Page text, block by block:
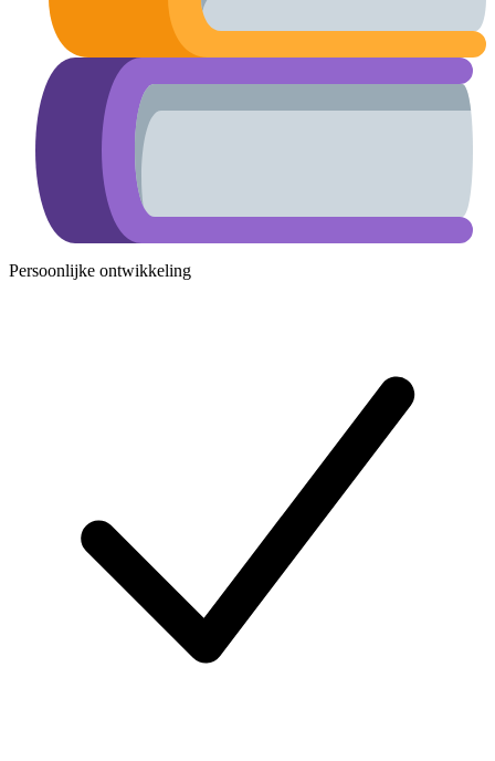
Persoonlijke ontwikkeling